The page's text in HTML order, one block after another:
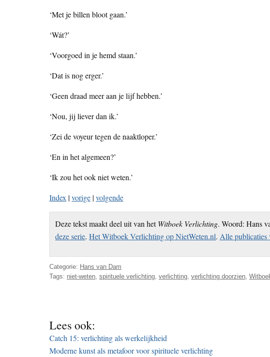
‘Met je billen bloot gaan.’
‘Wát?’
‘Voorgoed in je hemd staan.’
‘Dat is nog erger.’
‘Geen draad meer aan je lijf hebben.’
‘Nou, jij liever dan ik.’
‘Zei de voyeur tegen de naaktloper.’
‘En in het algemeen?’
‘Ik zou het ook niet weten.’
Index |vorige |volgende
Deze tekst maakt deel uit van hetWitboek Verlichting. Woord: Hans
deze serie.Het Witboek Verlichting op NietWeten.nl.Alle publicaties
Categorie: Hans van Dam
Tags: niet-weten spirituele verlichting verlichting verlichting doorzien
Lees ook:
Catch 15: verlichting als werkelijkheid
Moderne kunst als metafoor voor spirituele verlichting